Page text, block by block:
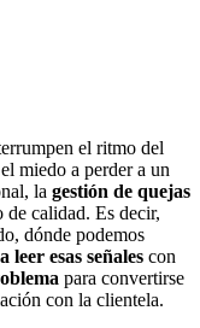
el ritmo del
miedo a perder a un
la gestión de quejas
calidad. Es decir,
dónde podemos
esas señales con
para convertirse
con la clientela.